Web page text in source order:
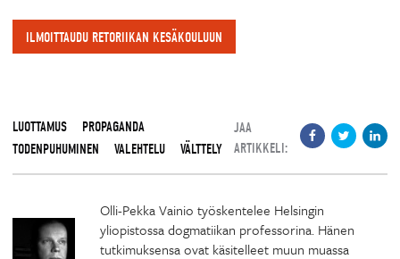
ILMOITTAUDU RETORIIKAN KESÄKOULUUN
LUOTTAMUS
PROPAGANDA
TODENPUHUMINEN
VALEHTELU VÄLTTELY
JAA
ARTIKKELI:
Olli-Pekka Vainio työskentelee Helsingin
yliopistossa dogmatiikan professorina. Hänen
tutkimuksensa ovat käsitelleet muun muassa